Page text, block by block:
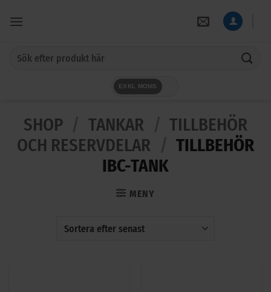
EXKL MOMS
SHOP TANKAR
TILLBEHÖR
OCH RESERVDELAR
TILLBEHÖR
IBC-TANK
MENY